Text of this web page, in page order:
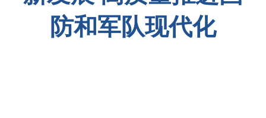
防和军队现代化
习近平出席2026世界人工智能大会暨人工
智能全球治理高级别会议